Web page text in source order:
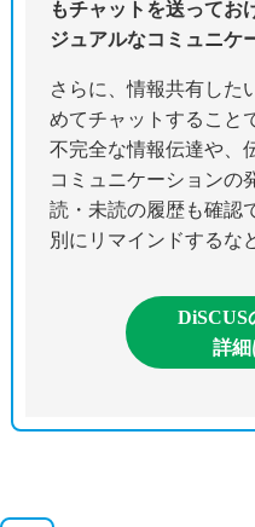
もチャットを送ってお
ジュアルなコミュニケ
さらに、情報共有した
めてチャットすること
不完全な情報伝達や、
コミュニケーションの
読・未読の履歴も確認
別にリマインドするな
DiSCUS
詳細